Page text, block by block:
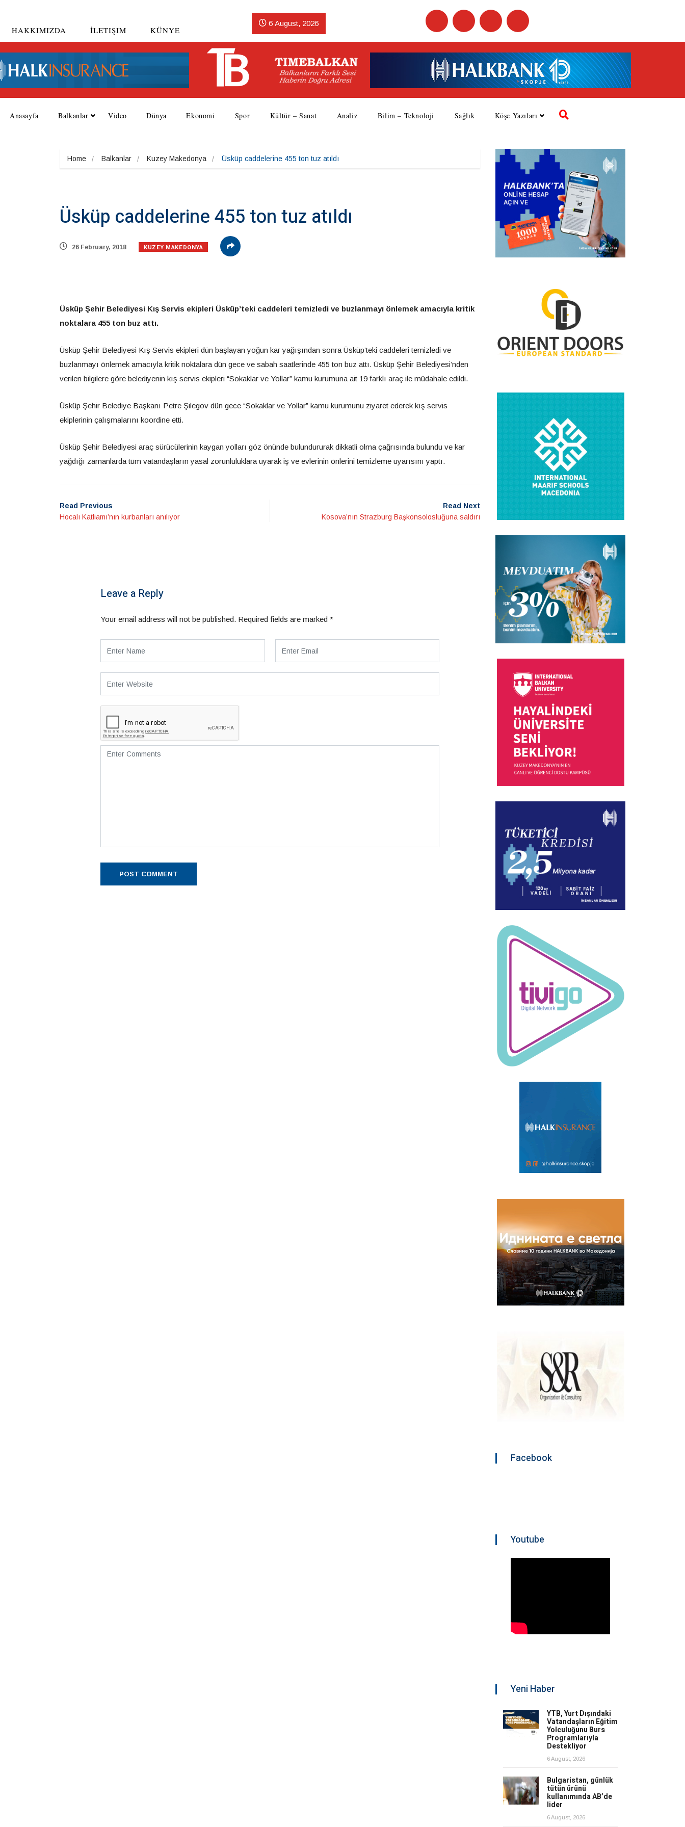
HAKKIMIZDA İLETIŞIM KÜNYE
6 August, 2026
Anasayfa Balkanlar Video Dünya Ekonomi Spor Kültür – Sanat Analiz Bilim – Teknoloji Sağlık Köşe Yazıları
Home Balkanlar Kuzey Makedonya Üsküp caddelerine 455 ton tuz atıldı
Üsküp caddelerine 455 ton tuz atıldı
26 February, 2018 KUZEY MAKEDONYA
Üsküp Şehir Belediyesi Kış Servis ekipleri Üsküp’teki caddeleri temizledi ve buzlanmayı önlemek amacıyla kritik
noktalara 455 ton buz attı.
Üsküp Şehir Belediyesi Kış Servis ekipleri dün başlayan yoğun kar yağışından sonra Üsküp’teki caddeleri temizledi ve
buzlanmayı önlemek amacıyla kritik noktalara dün gece ve sabah saatlerinde 455 ton buz attı. Üsküp Şehir Belediyesi’nden
verilen bilgilere göre belediyenin kış servis ekipleri “Sokaklar ve Yollar” kamu kurumuna ait 19 farklı araç ile müdahale edildi.
Üsküp Şehir Belediye Başkanı Petre Şilegov dün gece “Sokaklar ve Yollar” kamu kurumunu ziyaret ederek kış servis
ekiplerinin çalışmalarını koordine etti.
Üsküp Şehir Belediyesi araç sürücülerinin kaygan yolları göz önünde bulundururak dikkatli olma çağrısında bulundu ve kar
yağdığı zamanlarda tüm vatandaşların yasal zorunluluklara uyarak iş ve evlerinin önlerini temizleme uyarısını yaptı.
Read Previous
Hocalı Katliamı’nın kurbanları anılıyor
Read Next
Kosova’nın Strazburg Başkonsolosluğuna saldırı
Leave a Reply
Your email address will not be published. Required fields are marked *
Facebook
Youtube
Yeni Haber
YTB, Yurt Dışındaki
Vatandaşların Eğitim
Yolculuğunu Burs
Programlarıyla
Destekliyor
6 August, 2026
Bulgaristan, günlük
tütün ürünü
kullanımında AB’de
lider
6 August, 2026